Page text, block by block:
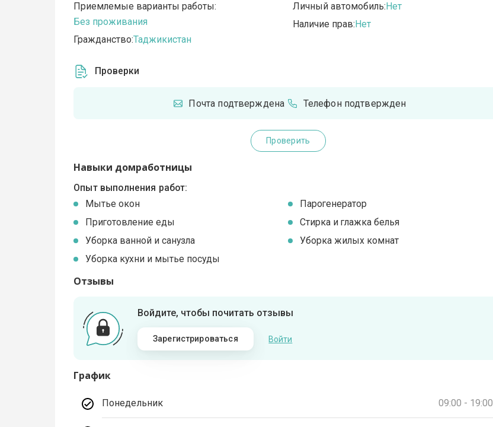
Приемлемые варианты работы:
Без проживания
Гражданство:Таджикистан
Личный автомобиль:Нет
Наличие прав:Нет
Проверки
Почта подтверждена Телефон подтвержден
Проверить
Навыки домработницы
Опыт выполнения работ:
Мытье окон
Парогенератор
Приготовление еды
Стирка и глажка белья
Уборка ванной и санузла
Уборка жилых комнат
Уборка кухни и мытье посуды
Отзывы
Войдите, чтобы почитать отзывы
Зарегистрироваться Войти
График
Понедельник 09:00 - 19:00